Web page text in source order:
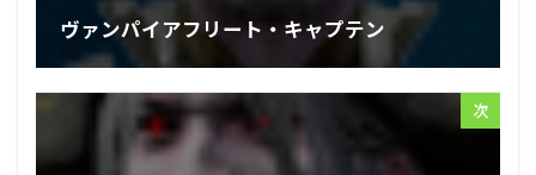
ヴァンパイアフリート・キャプテン
次